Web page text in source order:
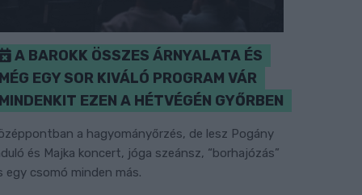
A BAROKK ÖSSZES ÁRNYALATA ÉS
MÉG EGY SOR KIVÁLÓ PROGRAM VÁR
MINDENKIT EZEN A HÉTVÉGÉN GYŐRBEN
a hagyományőrzés, de lesz Pogány
és Majka koncert, jóga szeánsz, “borhajózás”
egy csomó minden más.